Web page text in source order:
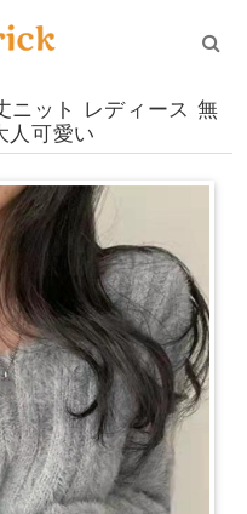
ニット レディース 無
人可愛い